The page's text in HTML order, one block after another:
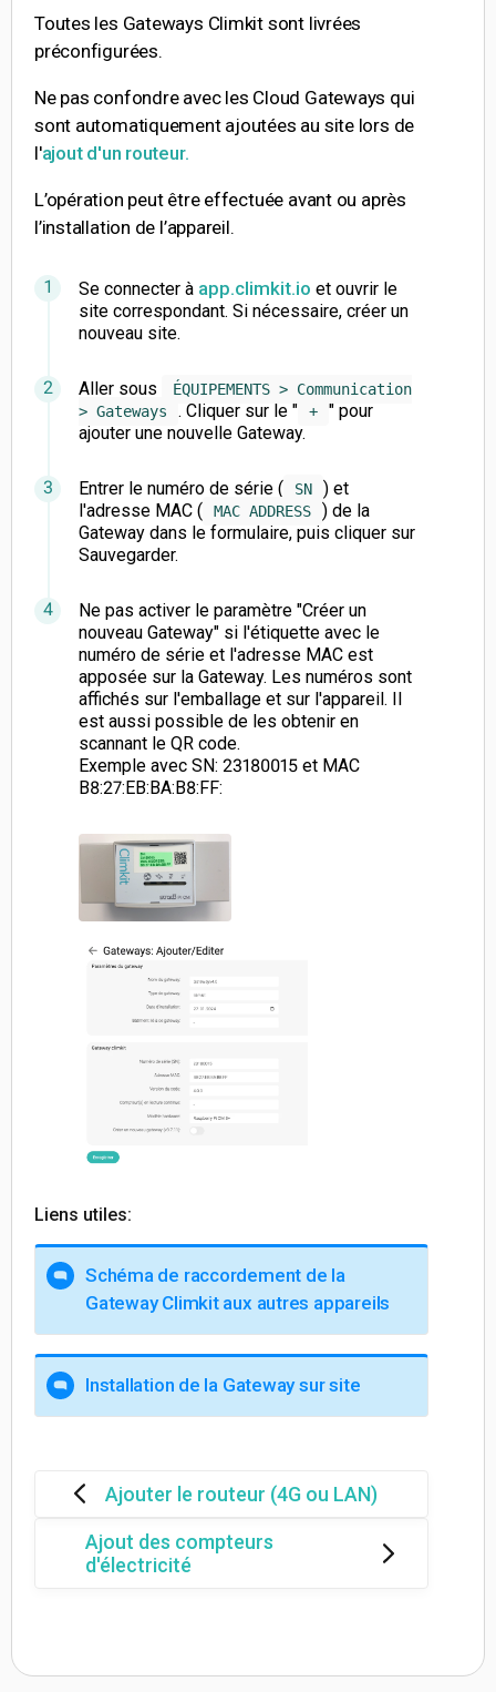
Toutes les Gateways Climkit sont livrées
préconfigurées.
Ne pas confondre avec les Cloud Gateways qui
sont automatiquement ajoutées au site lors de
l'ajout d'un routeur.
L’opération peut être effectuée avant ou après
l’installation de l’appareil.
Se connecter à app.climkit.io et ouvrir le
site correspondant. Si nécessaire, créer un
nouveau site.
Aller sous
ÉQUIPEMENTS > Communication
> Gateways
. Cliquer sur le " +
" pour
ajouter une nouvelle Gateway.
Entrer le numéro de série ( SN
) et
l'adresse MAC (
MAC ADDRESS
) de la
Gateway dans le formulaire, puis cliquer sur
Sauvegarder.
Ne pas activer le paramètre "Créer un
nouveau Gateway" si l'étiquette avec le
numéro de série et l'adresse MAC est
apposée sur la Gateway. Les numéros sont
affichés sur l'emballage et sur l'appareil. Il
est aussi possible de les obtenir en
scannant le QR code.
Exemple avec SN: 23180015 et MAC
B8:27:EB:BA:B8:FF:
Liens utiles:
Schéma de raccordement de la
Gateway Climkit aux autres appareils
Installation de la Gateway sur site
Ajouter le routeur (4G ou LAN)
Ajout des compteurs
d'électricité